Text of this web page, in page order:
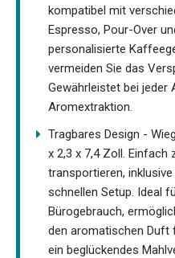
kompatibel mit
Espresso, Pour-Over
personalisierte
vermeiden Sie das
Gewährleistet bei jeder
Aromextraktion.
Tragbares Design -
x 2,3 x 7,4 Zoll. Einfach
transportieren,
schnellen Setup. Ideal
Bürogebrauch,
den aromatischen Duft
ein beglückendes